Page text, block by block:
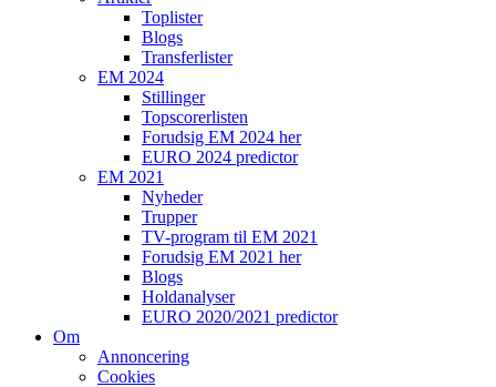
Toplister
Blogs
Transferlister
EM 2024
Stillinger
Topscorerlisten
Forudsig EM 2024 her
EURO 2024 predictor
EM 2021
Nyheder
Trupper
TV-program til EM 2021
Forudsig EM 2021 her
Blogs
Holdanalyser
EURO 2020/2021 predictor
Om
Annoncering
Cookies